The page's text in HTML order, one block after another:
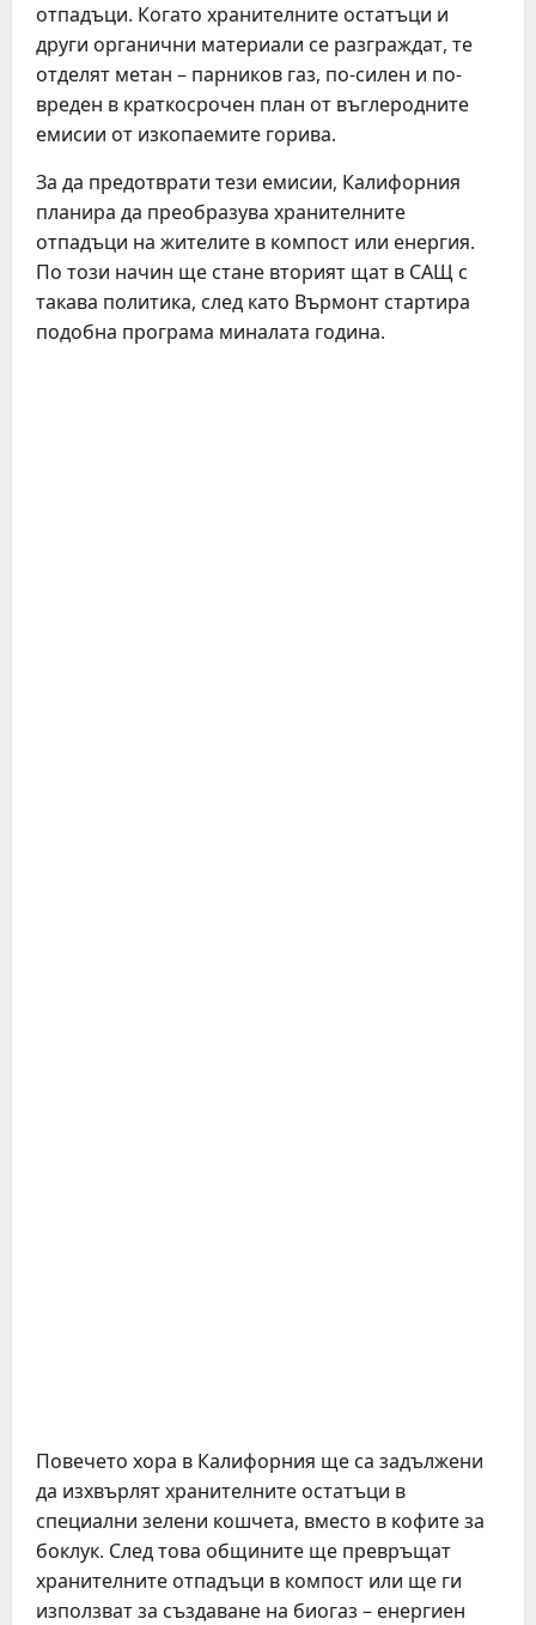
отпадъци. Когато хранителните остатъци и
други органични материали се разграждат, те
отделят метан – парников газ, по-силен и по-
вреден в краткосрочен план от въглеродните
емисии от изкопаемите горива.
За да предотврати тези емисии, Калифорния
планира да преобразува хранителните
отпадъци на жителите в компост или енергия.
По този начин ще стане вторият щат в САЩ с
такава политика, след като Върмонт стартира
подобна програма миналата година.
Повечето хора в Калифорния ще са задължени
да изхвърлят хранителните остатъци в
специални зелени кошчета, вместо в кофите за
боклук. След това общините ще превръщат
хранителните отпадъци в компост или ще ги
използват за създаване на биогаз – енергиен